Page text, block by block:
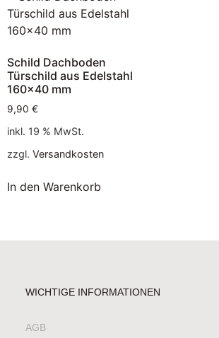
Schild Dachboden
Türschild aus Edelstahl
160×40 mm
9,90 €
inkl. 19 % MwSt.
zzgl. Versandkosten
In den Warenkorb
WICHTIGE INFORMATIONEN
AGB